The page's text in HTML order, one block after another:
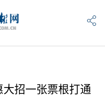
招一张票根打通